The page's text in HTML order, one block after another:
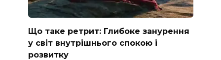
Що таке ретрит: Глибоке занурення
у світ внутрішнього спокою і
розвитку